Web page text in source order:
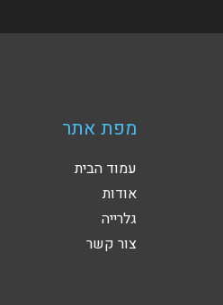
מפת אתר
עמוד הבית
אודות
גלרייה
צור קשר